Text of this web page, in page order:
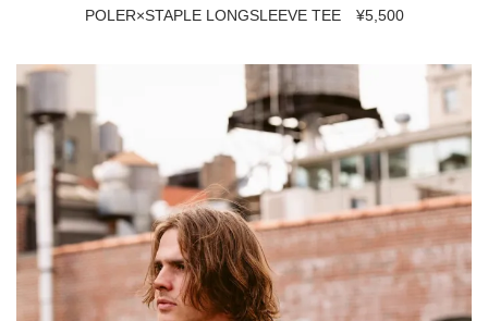
POLER×STAPLE LONGSLEEVE TEE ¥5,500